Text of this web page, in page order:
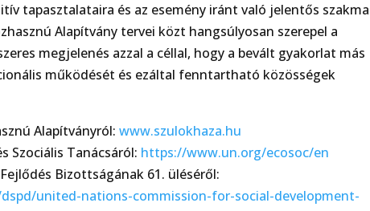
tapasztalataira és az esemény iránt való jelentős
Alapítvány tervei közt hangsúlyosan szerepel a
megjelenés azzal a céllal, hogy a bevált gyakorlat más
működését és ezáltal fenntartható közösségek
Alapítványról:www.szulokhaza.hu
Szociális Tanácsáról: https://www.un.org/ecosoc/en
Bizottságának 61. üléséről:
united-nations-commission-for-social-development-